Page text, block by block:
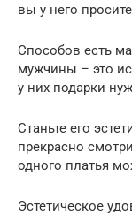
вы у него просите
Способов есть
мужчины – это
у них подарки
Станьте его
прекрасно
одного платья
Эстетическое